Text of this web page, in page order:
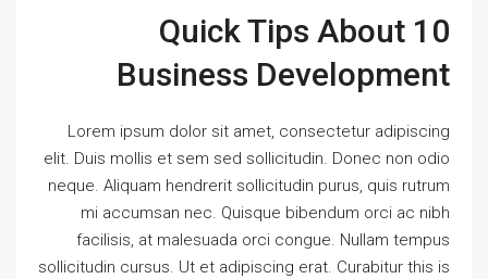
10 Quick Tips About
Business Development
Lorem ipsum dolor sit amet, consectetur adipiscing
elit. Duis mollis et sem sed sollicitudin. Donec non odio
neque. Aliquam hendrerit sollicitudin purus, quis rutrum
mi accumsan nec. Quisque bibendum orci ac nibh
facilisis, at malesuada orci congue. Nullam tempus
sollicitudin cursus. Ut et adipiscing erat. Curabitur this is